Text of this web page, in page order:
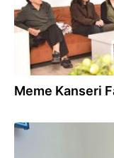
Meme Kanseri